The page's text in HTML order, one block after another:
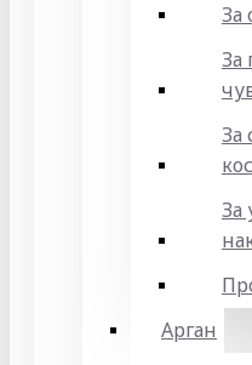
За
За
За
За
Арган